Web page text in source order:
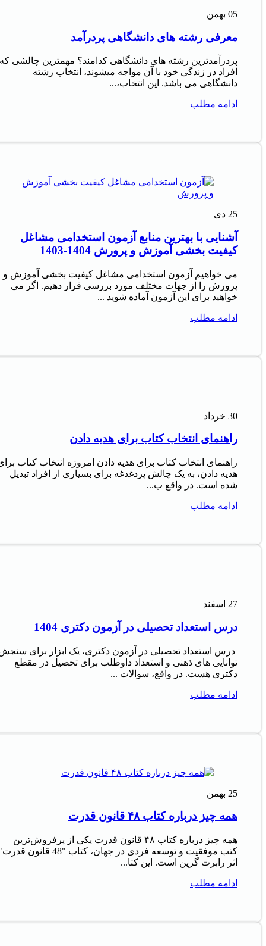
05 بهمن
معرفی رشته های دانشگاهی پردرآمد
پردرآمدترین رشته های دانشگاهی کدامند؟ مهمترین چالشی که
افراد در زندگی خود با آن مواجه میشوند، انتخاب رشته
دانشگاهی می باشد. این انتخاب،...
ادامه مطلب
25 دی
آشنایی با بهترین منابع آزمون استخدامی مشاغل
کیفیت بخشی آموزش و پرورش 1404-1403
می خواهیم آزمون استخدامی مشاغل کیفیت بخشی آموزش و
پرورش را از جهات مختلف مورد بررسی قرار دهیم. اگر می
خواهید برای این آزمون آماده شوید ...
ادامه مطلب
30 خرداد
راهنمای انتخاب کتاب برای هدیه دادن
راهنمای انتخاب کتاب برای هدیه دادن امروزه انتخاب کتاب
هدیه دادن، به یک چالش پردغدغه برای بسیاری از افراد تبدیل
شده است. در واقع ب...
ادامه مطلب
27 اسفند
درس استعداد تحصیلی در آزمون دکتری 1404
درس استعداد تحصیلی در آزمون دکتری، یک ابزار برای
توانایی های ذهنی و استعداد داوطلب برای تحصیل در مقطع
دکتری هست. در واقع، سوالات ...
ادامه مطلب
25 بهمن
همه چیز درباره کتاب ۴۸ قانون قدرت
همه چیز درباره کتاب ۴۸ قانون قدرت یکی از پرفروش‌ترین
کتب موفقیت و توسعه فردی در جهان، کتاب "48 قانون
اثر رابرت گرین است. این کتا...
ادامه مطلب